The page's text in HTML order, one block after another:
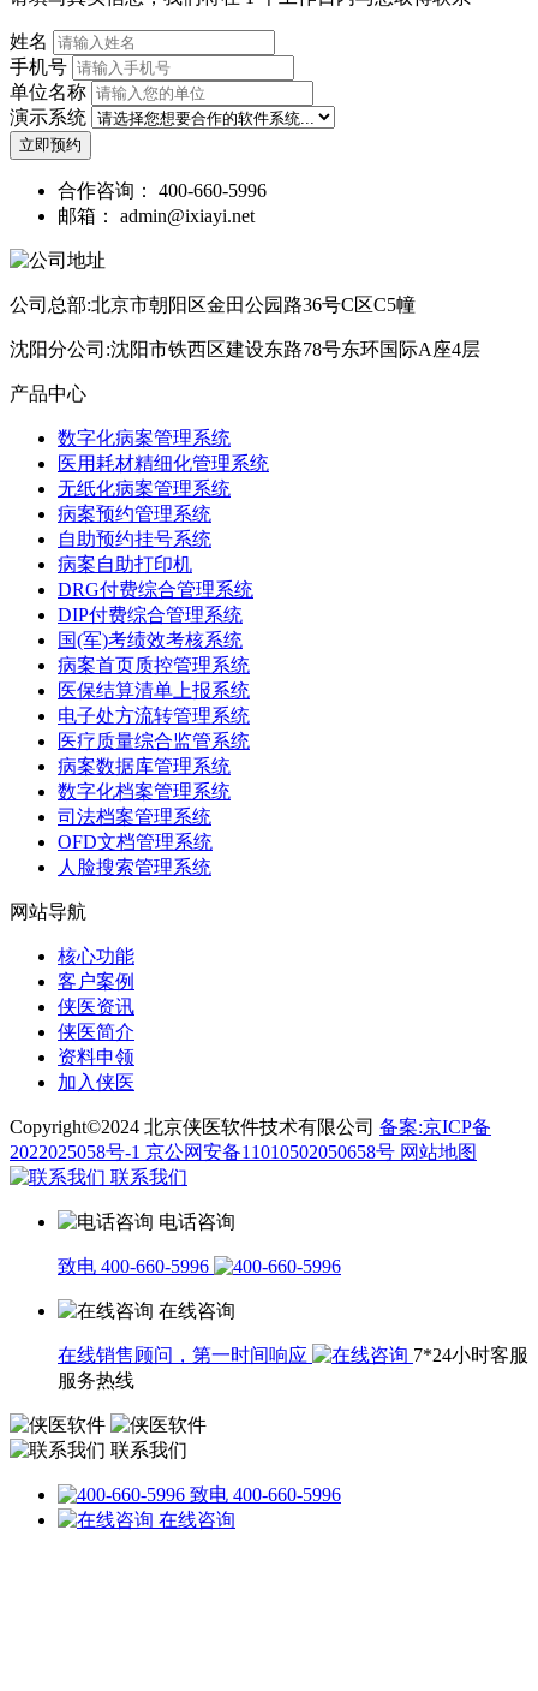
姓名
手机号
单位名称
演示系统
立即预约
合作咨询： 400-660-5996
邮箱： admin@ixiayi.net
公司总部:北京市朝阳区金田公园路36号C区C5幢
沈阳分公司:沈阳市铁西区建设东路78号东环国际A座4层
产品中心
数字化病案管理系统
医用耗材精细化管理系统
无纸化病案管理系统
病案预约管理系统
自助预约挂号系统
病案自助打印机
DRG付费综合管理系统
DIP付费综合管理系统
国(军)考绩效考核系统
病案首页质控管理系统
医保结算清单上报系统
电子处方流转管理系统
医疗质量综合监管系统
病案数据库管理系统
数字化档案管理系统
司法档案管理系统
OFD文档管理系统
人脸搜索管理系统
网站导航
核心功能
客户案例
侠医资讯
侠医简介
资料申领
加入侠医
Copyright©2024 北京侠医软件技术有限公司 备案:京ICP备
2022025058号-1 京公网安备11010502050658号 网站地图
联系我们
电话咨询
致电 400-660-5996
在线咨询
在线销售顾问，第一时间响应
7*24小时客服
服务热线
联系我们
致电 400-660-5996
在线咨询